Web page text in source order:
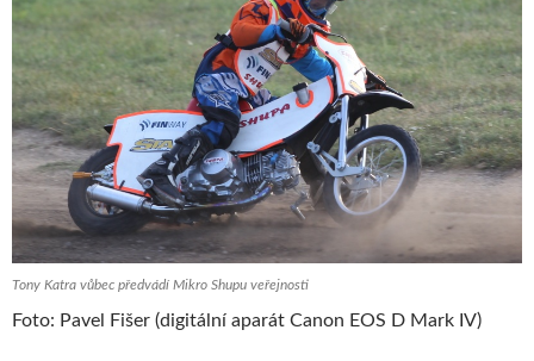
Tony Katra vůbec předvádí Mikro Shupu veřejnosti
Foto: Pavel Fišer (digitální aparát Canon EOS D Mark IV)